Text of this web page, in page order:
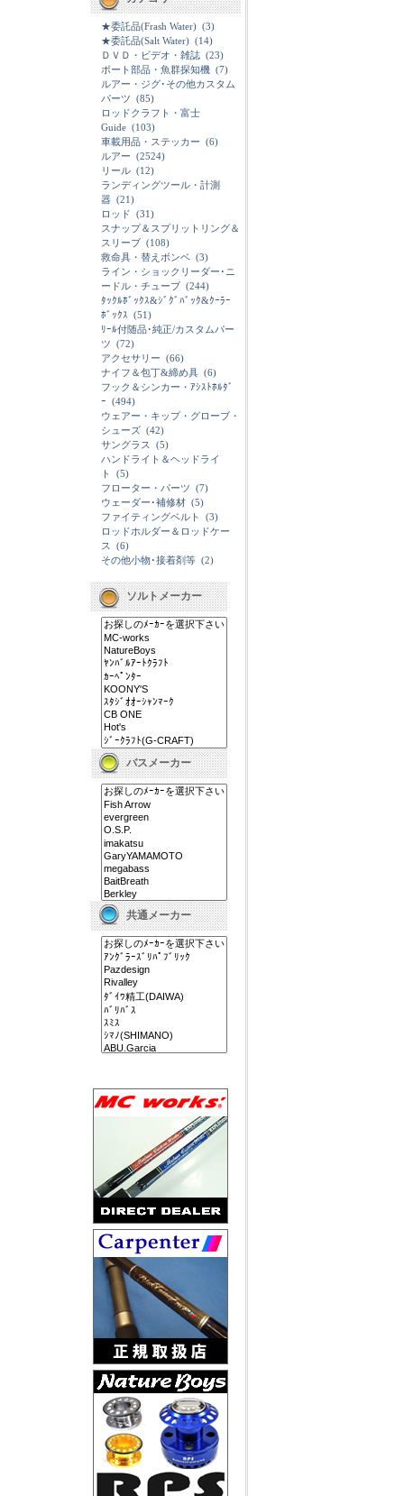
★委託品(Frash Water) (3)
★委託品(Salt Water) (14)
ＤＶＤ・ビデオ・雑誌 (23)
ボート部品・魚群探知機 (7)
ルアー・ジグ･その他カスタム
パーツ (85)
ロッドクラフト・富士
Guide (103)
車載用品・ステッカー (6)
ルアー (2524)
リール (12)
ランディングツール・計測
器 (21)
ロッド (31)
スナップ＆スプリットリング＆
スリーブ (108)
救命具・替えボンベ (3)
ライン・ショックリーダー･ニ
ードル・チューブ (244)
ﾀｯｸﾙﾎﾞｯｸｽ&ｼﾞｸﾞﾊﾞｯｸ&ｸｰﾗｰ
ﾎﾞｯｸｽ (51)
ﾘｰﾙ付随品･純正/カスタムパー
ツ (72)
アクセサリー (66)
ナイフ＆包丁&締め具 (6)
フック＆シンカー・ｱｼｽﾄﾎﾙﾀﾞ
ｰ (494)
ウェアー・キップ・グローブ・
シューズ (42)
サングラス
(5)
ハンドライト＆ヘッドライ
ト
(5)
フローター・パーツ (7)
ウェーダー･補修材 (5)
ファイティングベルト
(3)
ロッドホルダー＆ロッドケー
ス
(6)
その他小物･接着剤等 (2)
ソルトメーカー
バスメーカー
共通メーカー